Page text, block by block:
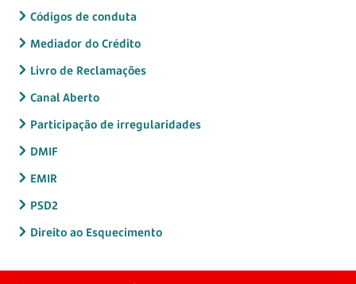
Códigos de conduta
Mediador do Crédito
Livro de Reclamações
Canal Aberto
Participação de irregularidades
DMIF
EMIR
PSD2
Direito ao Esquecimento